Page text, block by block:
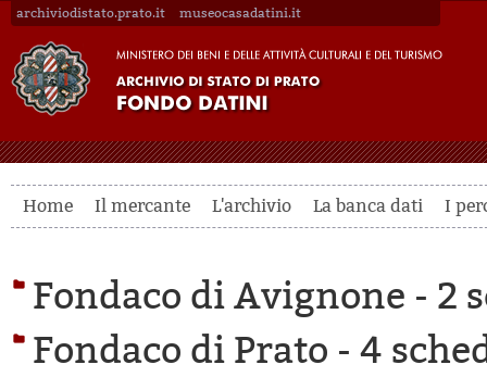
archiviodistato.prato.it museocasadatini.it
Home Il mercante L'archivio La banca dati I
Fondaco di Avignone - 2
Fondaco di Prato - 4